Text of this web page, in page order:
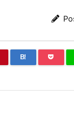
B!